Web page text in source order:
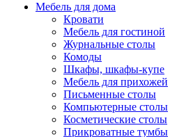
Мебель для дома
Кровати
Мебель для гостиной
Журнальные столы
Комоды
Шкафы, шкафы-купе
Мебель для прихожей
Письменные столы
Компьютерные столы
Косметические столы
Прикроватные тумбы